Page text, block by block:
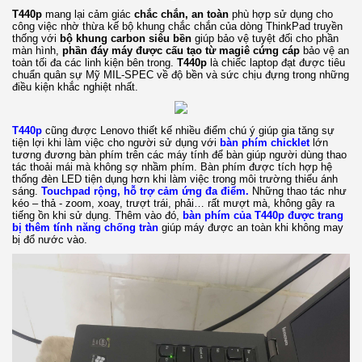
T440p mang lại cảm giác chắc chắn, an toàn phù hợp sử dụng cho
công việc nhờ thừa kế bộ khung chắc chắn của dòng ThinkPad truyền
thống với bộ khung carbon siêu bền giúp bảo vệ tuyệt đối cho phần
màn hình, phần đáy máy được cấu tạo từ magiê cứng cáp bảo vệ an
toàn tối đa các linh kiện bên trong. T440p là chiếc laptop đạt được tiêu
chuẩn quân sự Mỹ MIL-SPEC về độ bền và sức chịu đựng trong những
điều kiện khắc nghiệt nhất.
T440p cũng được Lenovo thiết kế nhiều điểm chú ý giúp gia tăng sự
tiện lợi khi làm việc cho người sử dụng với bàn phím chicklet lớn
tương đương bàn phím trên các máy tính để bàn giúp người dùng thao
tác thoải mái mà không sợ nhầm phím. Bàn phím được tích hợp hệ
thống đèn LED tiện dụng hơn khi làm việc trong môi trường thiếu ánh
sáng. Touchpad rộng, hỗ trợ cảm ứng đa điểm. Những thao tác như
kéo – thả - zoom, xoay, trượt trái, phải… rất mượt mà, không gây ra
tiếng ồn khi sử dụng. Thêm vào đó, bàn phím của T440p được trang
bị thêm tính năng chống tràn giúp máy được an toàn khi không may
bị đổ nước vào.